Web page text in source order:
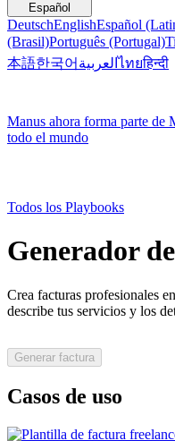
Español
DeutschEnglishEspañol
(Brasil)Português (Portugal)
本語한국어 العربيةไทยहिन्दी
Manus ahora forma parte de
todo el mundo
Todos los Playbooks
Generador
Crea facturas profesionales
describe tus servicios y los
Generar factura
Casos de uso